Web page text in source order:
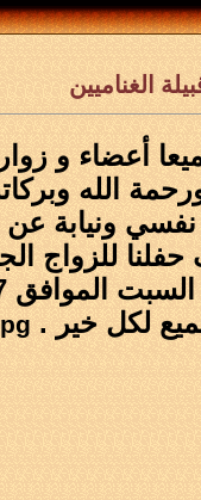
الغناميين
أعضاء و
الله
ونيابة
للزواج
لكل خير .